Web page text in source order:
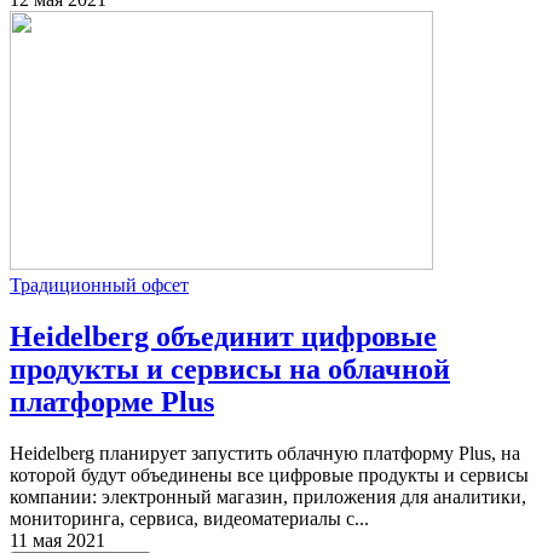
Традиционный офсет
Heidelberg объединит цифровые
продукты и сервисы на облачной
платформе Plus
Heidelberg планирует запустить облачную платформу Plus, на
которой будут объединены все цифровые продукты и сервисы
компании: электронный магазин, приложения для аналитики,
мониторинга, сервиса, видеоматериалы с...
11 мая 2021